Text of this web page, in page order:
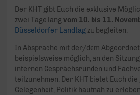
Der KHT gibt Euch die exklusive
zwei Tage langvom 10. bis 11.
Düsseldorfer Landtag zu begleiten.
In Absprache mit der/dem
beispielsweise möglich, an den
internen Gesprächsrunden und
teilzunehmen. Der KHT bietet Euch
Gelegenheit, Politik hautnah zu